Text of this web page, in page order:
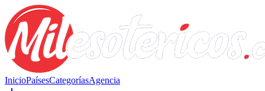
InicioPaísesCategoríasAgencia